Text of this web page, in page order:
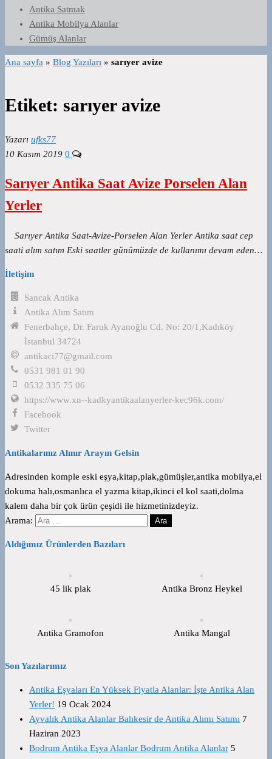
Antika Satmak
Antika Mobilya Alanlar
Gümüş Alanlar
Ana sayfa » Blog Yazıları » sarıyer avize
Etiket: sarıyer avize
Yazarı ufks77
10 Kasım 2019 0
Sarıyer Antika Saat Avize Porselen Alan
Yerler
Sarıyer Antika Saat-Avize-Porselen Alan Yerler Antika saat cep
saati alım satım Eski saatler günümüzde de kullanımı devam eden…
İletişim
Sancak Antika
Antika Alım Satım
Fenerbahçe, Dr. Faruk Ayanoğlu Cd. No: 20/1,Kadıköy
İstanbul 34724
antikaci77@gmail.com
0531 981 01 90
0532 335 75 06
https://www.xn--kadkyantikaalanyerler-kec96k.com/
Facebook
Twitter
Antikalarınız Alınır Arayın Gelsin
Adresinden komple eski eşya,kitap,plak,gümüşler,antika mobilya,el
dokuma halı,osmanlıca el yazma kitap,ikinci el kol saati,dolma
kalem daha bir çok ürün çeşidi ile hizmetinizdeyiz.
Arama:
Aldığımız Ürünlerden Bazıları
45 lik plak Antika Bronz Heykel
Antika Gramofon Antika Mangal
Son Yazılarımız
Antika Eşyaları En Yüksek Fiyatla Alanlar: İşte Antika Alan
Yerler! 19 Ocak 2024
Ayvalık Antika Alanlar Balıkesir de Antika Alımı Satımı 7
Haziran 2023
Bodrum Antika Eşya Alanlar Bodrum Antika Alanlar 5